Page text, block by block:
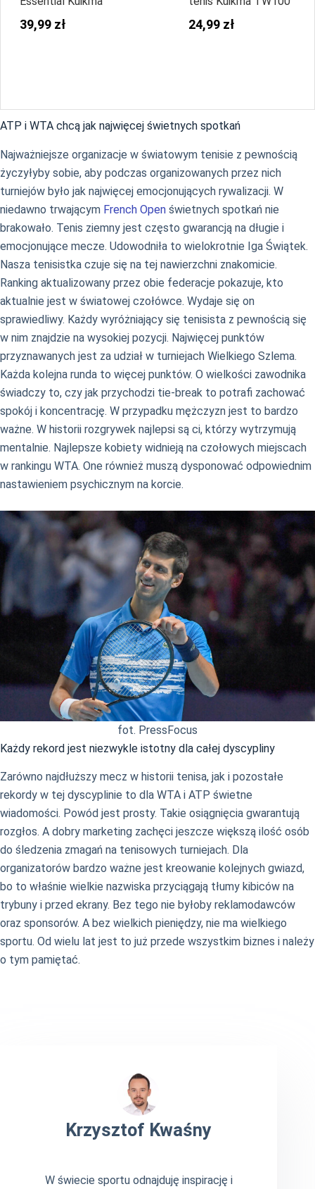
39,99 zł 24,99 zł
ATP i WTA chcą jak najwięcej świetnych spotkań
Najważniejsze organizacje w światowym tenisie z pewnością
życzyłyby sobie, aby podczas organizowanych przez nich
turniejów było jak najwięcej emocjonujących rywalizacji. W
niedawno trwającym French Open świetnych spotkań nie
brakowało. Tenis ziemny jest często gwarancją na długie i
emocjonujące mecze. Udowodniła to wielokrotnie Iga Świątek.
Nasza tenisistka czuje się na tej nawierzchni znakomicie.
Ranking aktualizowany przez obie federacje pokazuje, kto
aktualnie jest w światowej czołówce. Wydaje się on
sprawiedliwy. Każdy wyróżniający się tenisista z pewnością się
w nim znajdzie na wysokiej pozycji. Najwięcej punktów
przyznawanych jest za udział w turniejach Wielkiego Szlema.
Każda kolejna runda to więcej punktów. O wielkości zawodnika
świadczy to, czy jak przychodzi tie-break to potrafi zachować
spokój i koncentrację. W przypadku mężczyzn jest to bardzo
ważne. W historii rozgrywek najlepsi są ci, którzy wytrzymują
mentalnie. Najlepsze kobiety widnieją na czołowych miejscach
w rankingu WTA. One również muszą dysponować odpowiednim
nastawieniem psychicznym na korcie.
fot. PressFocus
Każdy rekord jest niezwykle istotny dla całej dyscypliny
Zarówno najdłuższy mecz w historii tenisa, jak i pozostałe
rekordy w tej dyscyplinie to dla WTA i ATP świetne
wiadomości. Powód jest prosty. Takie osiągnięcia gwarantują
rozgłos. A dobry marketing zachęci jeszcze większą ilość osób
do śledzenia zmagań na tenisowych turniejach. Dla
organizatorów bardzo ważne jest kreowanie kolejnych gwiazd,
bo to właśnie wielkie nazwiska przyciągają tłumy kibiców na
trybuny i przed ekrany. Bez tego nie byłoby reklamodawców
oraz sponsorów. A bez wielkich pieniędzy, nie ma wielkiego
sportu. Od wielu lat jest to już przede wszystkim biznes i należy
o tym pamiętać.
Krzysztof Kwaśny
W świecie sportu odnajduję inspirację i